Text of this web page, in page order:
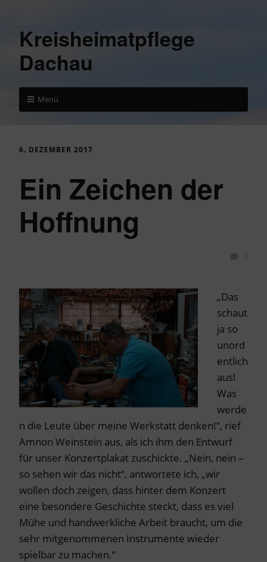
Kreisheimatpflege
Dachau
Menü
6. DEZEMBER 2017
Ein Zeichen der
Hoffnung
„Das
schaut
ja so
unord
entlich
aus!
Was
werde
n die Leute über meine Werkstatt denken!“, rief
Amnon Weinstein aus, als ich ihm den Entwurf
für unser Konzertplakat zuschickte. „Nein, nein –
so sehen wir das nicht“, antwortete ich, „wir
wollen doch zeigen, dass hinter dem Konzert
eine besondere Geschichte steckt, dass es viel
Mühe und handwerkliche Arbeit braucht, um die
sehr mitgenommenen Instrumente wieder
spielbar zu machen.“